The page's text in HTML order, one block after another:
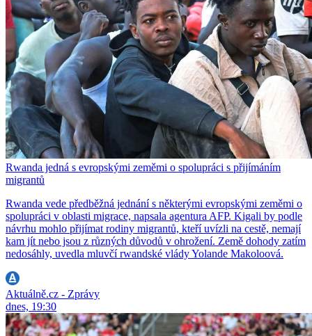
Rwanda jedná s evropskými zeměmi o spolupráci s přijímáním
migrantů
Rwanda vede předběžná jednání s některými evropskými zeměmi o
spolupráci v oblasti migrace, napsala agentura AFP. Kigali by podle
návrhu mohlo přijímat rodiny migrantů, kteří uvízli na cestě, nemají
kam jít nebo jsou z různých důvodů v ohrožení. Země dohody zatím
nedosáhly, uvedla mluvčí rwandské vlády Yolande Makoloová.
Aktuálně.cz - Zprávy
dnes, 19:30